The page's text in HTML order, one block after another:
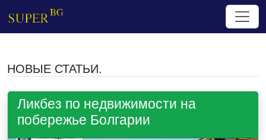
НОВЫЕ СТАТЬИ.
Ликбез по недвижимости на
побережье Болгарии